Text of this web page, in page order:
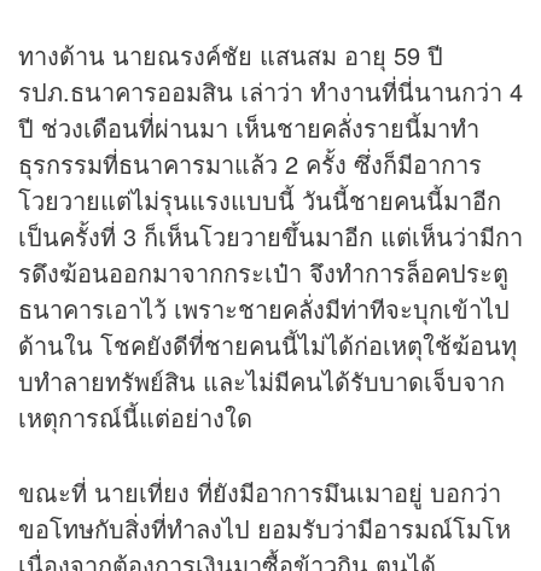
ทางด้าน นายณรงค์ชัย แสนสม อายุ 59 ปี
รปภ.ธนาคารออมสิน เล่าว่า ทำงานที่นี่นานกว่า 4
ปี ช่วงเดือนที่ผ่านมา เห็นชายคลั่งรายนี้มาทำ
ธุรกรรมที่ธนาคารมาแล้ว 2 ครั้ง ซึ่งก็มีอาการ
โวยวายแต่ไม่รุนแรงแบบนี้ วันนี้ชายคนนี้มาอีก
เป็นครั้งที่ 3 ก็เห็นโวยวายขึ้นมาอีก แต่เห็นว่ามีกา
รดึงฆ้อนออกมาจากกระเป๋า จึงทำการล็อคประตู
ธนาคารเอาไว้ เพราะชายคลั่งมีท่าทีจะบุกเข้าไป
ด้านใน โชคยังดีที่ชายคนนี้ไม่ได้ก่อเหตุใช้ฆ้อนทุ
บทำลายทรัพย์สิน และไม่มีคนได้รับบาดเจ็บจาก
เหตุการณ์นี้แต่อย่างใด
ขณะที่ นายเที่ยง ที่ยังมีอาการมึนเมาอยู่ บอกว่า
ขอโทษกับสิ่งที่ทำลงไป ยอมรับว่ามีอารมณ์โมโห